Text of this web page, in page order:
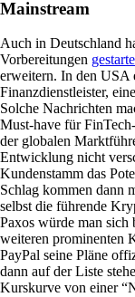
Mainstream
Auch in Deutschland
Vorbereitungen
erweitern. In den USA
Finanzdienstleister,
Solche Nachrichten
Must-have für
der globalen
Entwicklung nicht
Kundenstamm das
Schlag kommen dann
selbst die führende
Paxos würde man sich
weiteren prominenten
PayPal seine Pläne
dann auf der Liste
Kurskurve von einer